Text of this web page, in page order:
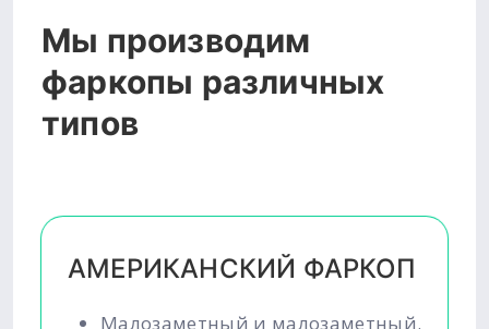
Мы производим
фаркопы различных
типов
АМЕРИКАНСКИЙ ФАРКОП
Малозаметный и малозаметный.